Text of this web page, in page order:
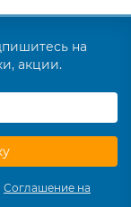
на
акции.
Соглашение на